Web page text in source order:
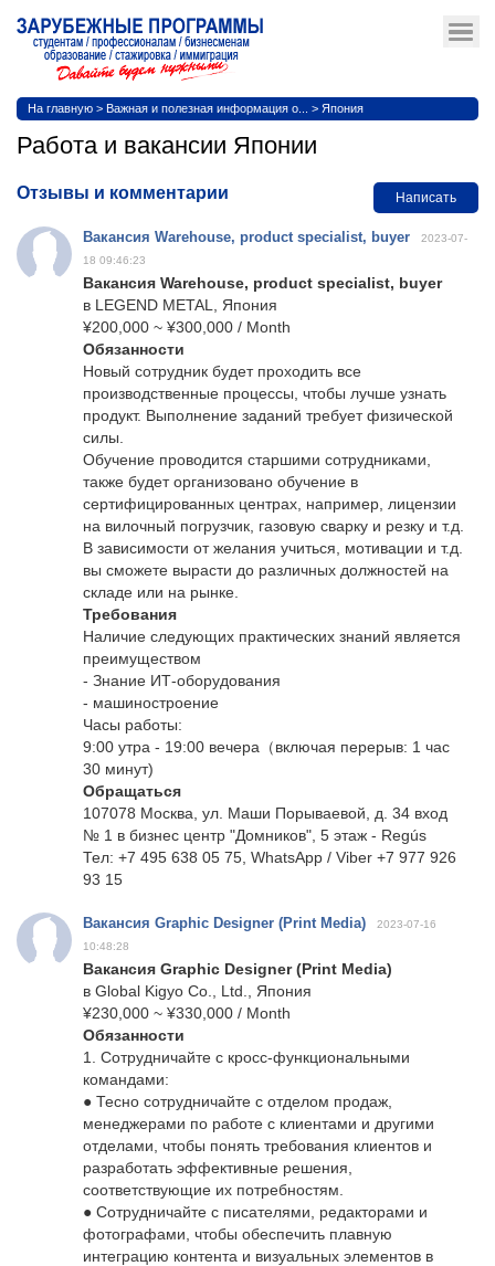
На главную > Важная и полезная информация о... > Япония
Работа и вакансии Японии
Отзывы и комментарии Написать
Вакансия Warehouse, product specialist, buyer
2023-07-
18 09:46:23
Вакансия Warehouse, product specialist, buyer
в LEGEND METAL, Япония
¥200,000 ~ ¥300,000 / Month
Обязанности
Новый сотрудник будет проходить все
производственные процессы, чтобы лучше узнать
продукт. Выполнение заданий требует физической
силы.
Обучение проводится старшими сотрудниками,
также будет организовано обучение в
сертифицированных центрах, например, лицензии
на вилочный погрузчик, газовую сварку и резку и т.д.
В зависимости от желания учиться, мотивации и т.д.
вы сможете вырасти до различных должностей на
складе или на рынке.
Требования
Наличие следующих практических знаний является
преимуществом
- Знание ИТ-оборудования
- машиностроение
Часы работы:
9:00 утра - 19:00 вечера（включая перерыв: 1 час
30 минут)
Обращаться
107078 Москва, ул. Маши Порываевой, д. 34 вход
№ 1 в бизнес центр "Домников", 5 этаж - Regús
Тел: +7 495 638 05 75, WhatsApp / Viber +7 977 926
93 15
Вакансия Graphic Designer (Print Media)
2023-07-16
10:48:28
Вакансия Graphic Designer (Print Media)
в Global Kigyo Co., Ltd., Япония
¥230,000 ~ ¥330,000 / Month
Обязанности
1. Сотрудничайте с кросс-функциональными
командами:
● Тесно сотрудничайте с отделом продаж,
менеджерами по работе с клиентами и другими
отделами, чтобы понять требования клиентов и
разработать эффективные решения,
соответствующие их потребностям.
● Сотрудничайте с писателями, редакторами и
фотографами, чтобы обеспечить плавную
интеграцию контента и визуальных элементов в